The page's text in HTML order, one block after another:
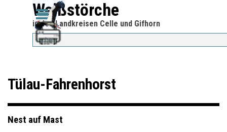
Direkt zum Seiteninhalt
Menü überspringen
Weißstörche
in den Landkreisen Celle und Gifhorn
Menü überspringen
Tülau-Fahrenhorst
Nest auf Mast